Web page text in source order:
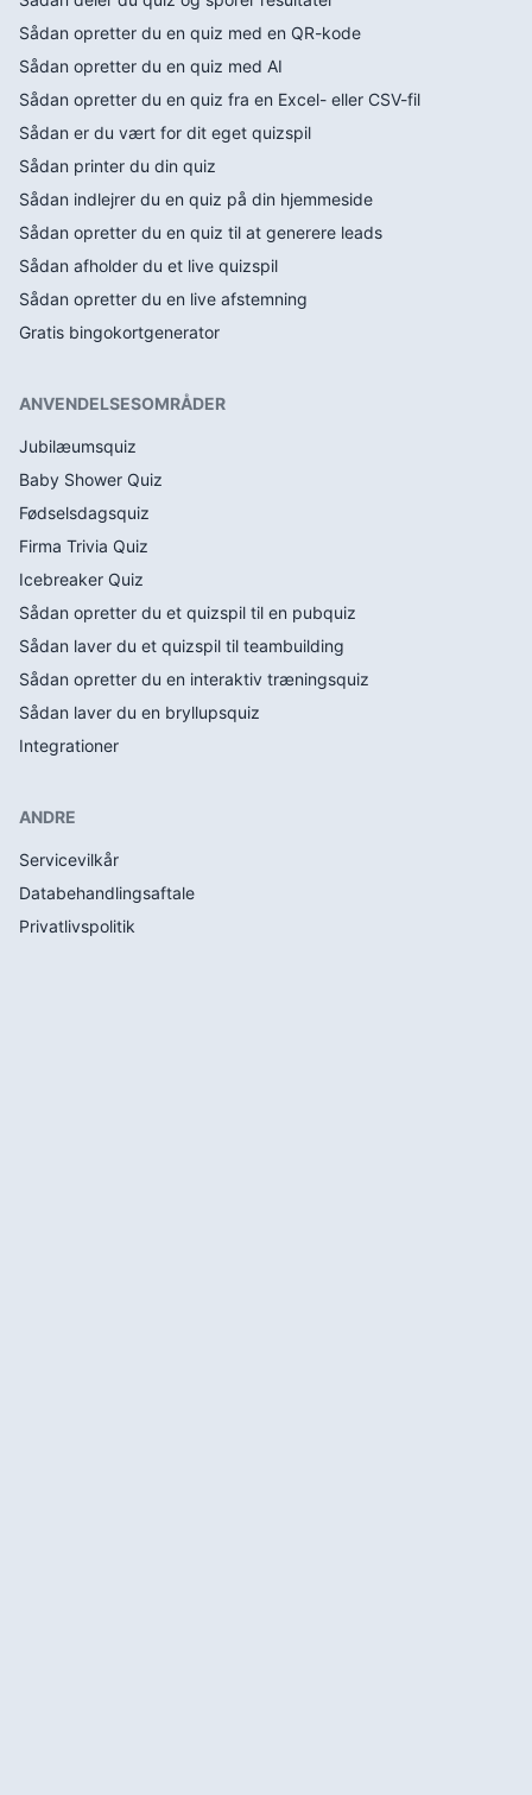
Sådan opretter du en quiz med en QR-kode
Sådan opretter du en quiz med AI
Sådan opretter du en quiz fra en Excel- eller CSV-fil
Sådan er du vært for dit eget quizspil
Sådan printer du din quiz
Sådan indlejrer du en quiz på din hjemmeside
Sådan opretter du en quiz til at generere leads
Sådan afholder du et live quizspil
Sådan opretter du en live afstemning
Gratis bingokortgenerator
ANVENDELSESOMRÅDER
Jubilæumsquiz
Baby Shower Quiz
Fødselsdagsquiz
Firma Trivia Quiz
Icebreaker Quiz
Sådan opretter du et quizspil til en pubquiz
Sådan laver du et quizspil til teambuilding
Sådan opretter du en interaktiv træningsquiz
Sådan laver du en bryllupsquiz
Integrationer
ANDRE
Servicevilkår
Databehandlingsaftale
Privatlivspolitik